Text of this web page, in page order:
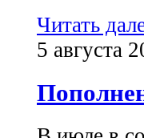
Читать
5 августа